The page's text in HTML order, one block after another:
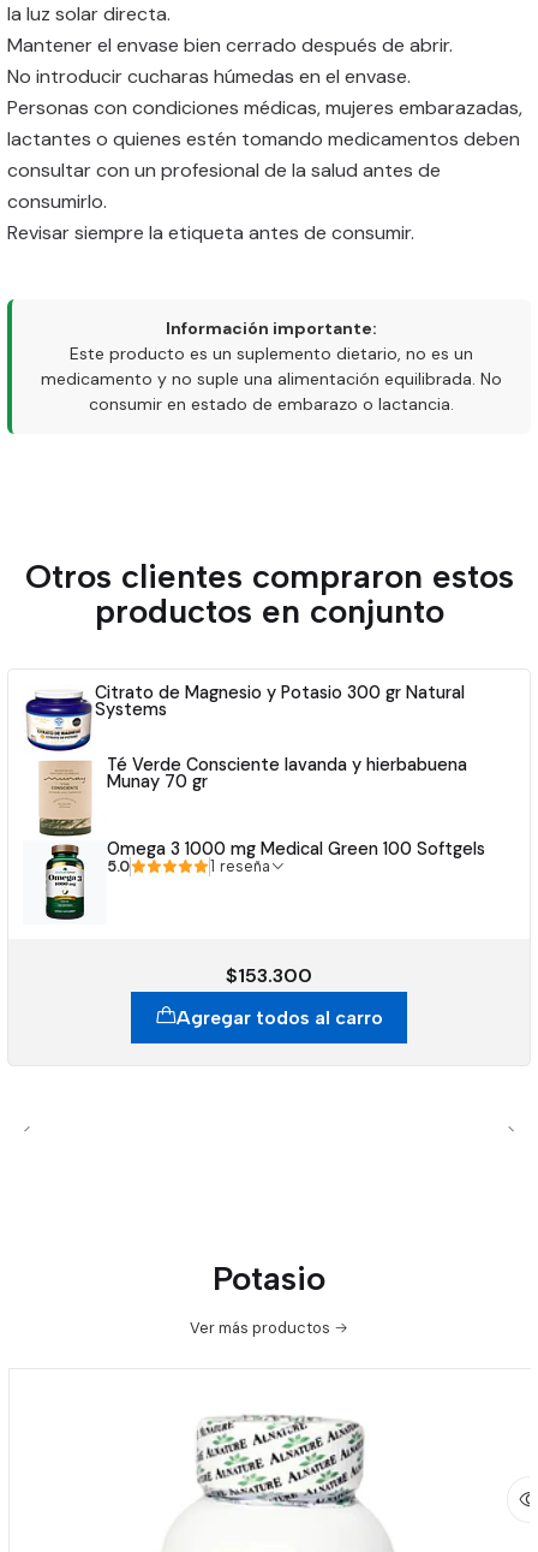
la luz solar directa.
Mantener el envase bien cerrado después de abrir.
No introducir cucharas húmedas en el envase.
Personas con condiciones médicas, mujeres embarazadas,
lactantes o quienes estén tomando medicamentos deben
consultar con un profesional de la salud antes de
consumirlo.
Revisar siempre la etiqueta antes de consumir.
Información importante:
Este producto es un suplemento dietario, no es un
medicamento y no suple una alimentación equilibrada. No
consumir en estado de embarazo o lactancia.
Otros clientes compraron estos
productos en conjunto
Citrato de Magnesio y Potasio 300 gr Natural
Systems
Té Verde Consciente lavanda y hierbabuena
Munay 70 gr
Omega 3 1000 mg Medical Green 100 Softgels
5.0 1 reseña
$153.300
Agregar todos al carro
Potasio
Ver más productos